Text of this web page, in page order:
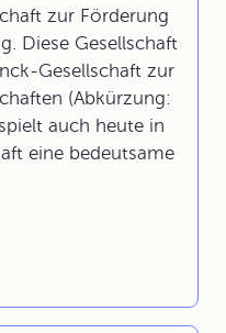
zur Förderung
Diese Gesellschaft
Gesellschaft zur
(Abkürzung:
auch heute in
eine bedeutsame